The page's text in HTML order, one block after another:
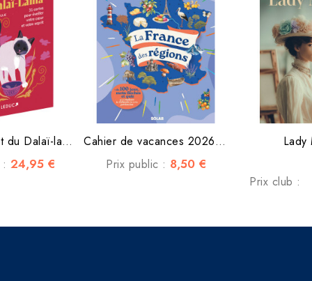
Oracle du chat du Dalaï-lama
24,95 €
Cahier de vacances 2026 La...
Prix public : 8,50 €
Lady
Prix club :